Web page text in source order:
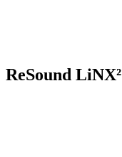
ReSound LiNX²